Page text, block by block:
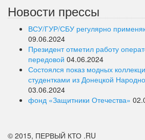
Новости прессы
ВСУ/ГУР/СБУ регулярно
09.06.2024
Президент отметил работу
передовой 04.06.2024
Состоялся показ модных
студентками из Донецкой
03.06.2024
фонд «Защитники Отечества»
© 2015, ПЕРВЫЙ КТО .RU